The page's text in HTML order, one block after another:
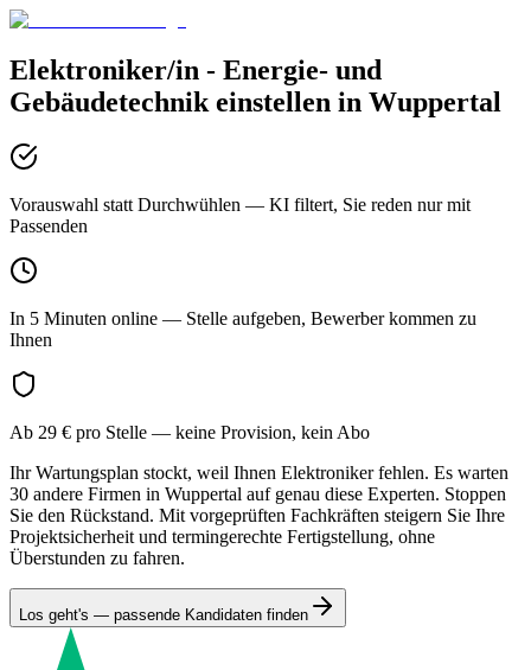
Elektroniker/in - Energie- und
Gebäudetechnik einstellen in Wuppertal
Vorauswahl statt Durchwühlen — KI filtert, Sie reden nur mit
Passenden
In 5 Minuten online — Stelle aufgeben, Bewerber kommen zu
Ihnen
Ab 29 € pro Stelle — keine Provision, kein Abo
Ihr Wartungsplan stockt, weil Ihnen Elektroniker fehlen. Es warten
30 andere Firmen in Wuppertal auf genau diese Experten. Stoppen
Sie den Rückstand. Mit vorgeprüften Fachkräften steigern Sie Ihre
Projektsicherheit und termingerechte Fertigstellung, ohne
Überstunden zu fahren.
Los geht's — passende Kandidaten finden